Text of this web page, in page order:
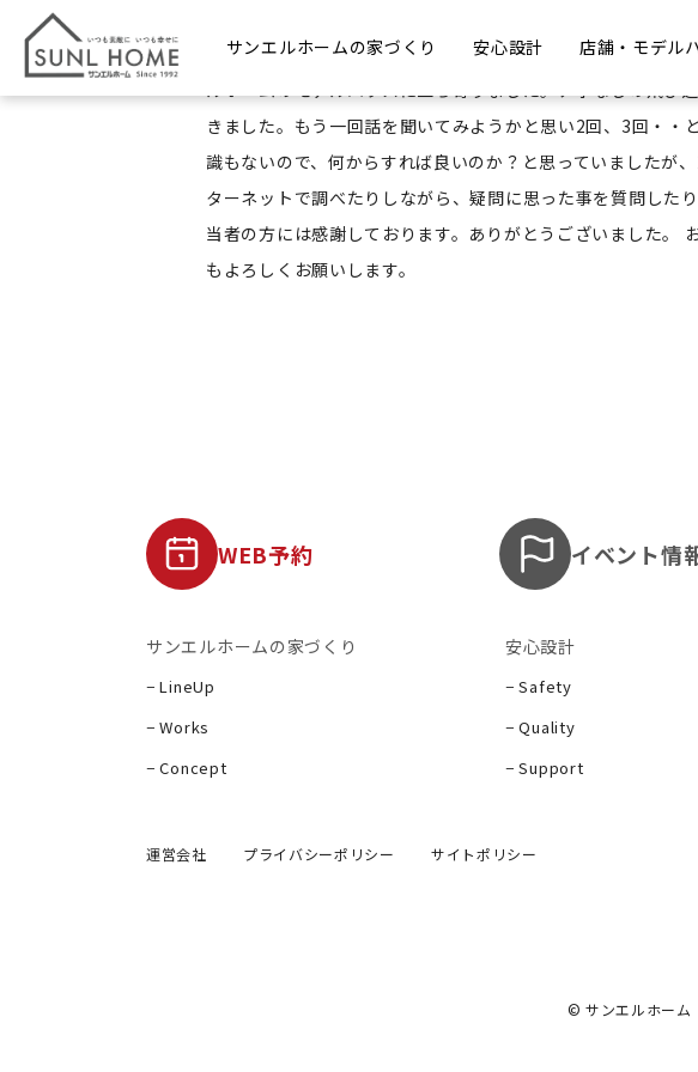
サンエルホームの家づくり 安心設計 店舗・モデル
土地が決まり、家はどうしようか？と何件かHMをまわり、
ルホームのモデルハウスに立ち寄りました。アポなしの飛び
きました。もう一回話を聞いてみようかと思い2回、3回・
識もないので、何からすれば良いのか？と思っていましたが
ターネットで調べたりしながら、疑問に思った事を質問した
当者の方には感謝しております。ありがとうございました。
もよろしくお願いします。
WEB予約 イベント情
サンエルホームの家づくり
− LineUp
− Works
− Concept
安心設計
− Safety
− Quality
− Support
運営会社 プライバシーポリシー サイトポリシー
© サンエルホー